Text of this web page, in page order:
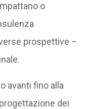
o
prospettive –
avanti fino alla
dei